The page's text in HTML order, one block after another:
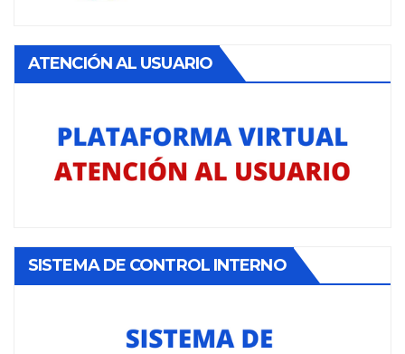
ATENCIÓN AL USUARIO
SISTEMA DE CONTROL INTERNO